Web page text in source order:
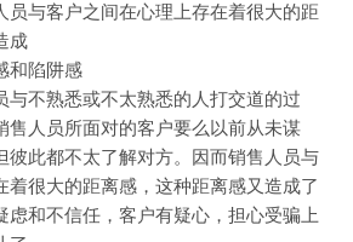
员与客户之间在心理上存在着很大的距
成
和陷阱感
与不熟悉或不太熟悉的人打交道的过
售人员所面对的客户要么以前从未谋
彼此都不太了解对方。因而销售人员与
着很大的距离感，这种距离感又造成了
虑和不信任，客户有疑心，担心受骗上